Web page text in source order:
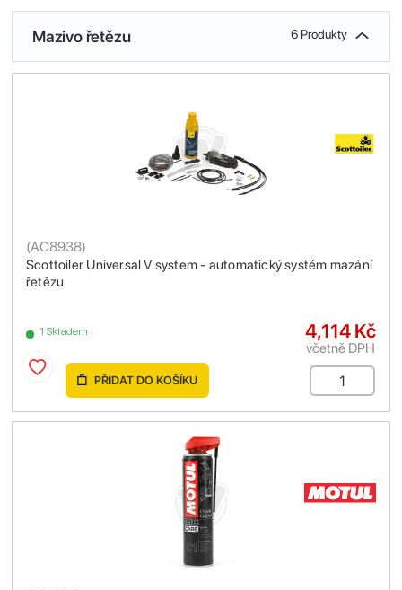
Mazivo řetězu 6 Produkty
Scottoiler Universal V system - automatický systém mazání
řetězu
(AC8938)
1 Skladem 4,114 Kč
včetně DPH
PŘIDAT DO KOŠÍKU